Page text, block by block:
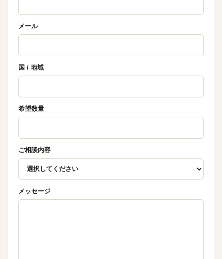
メール
国 / 地域
希望数量
ご相談内容
メッセージ